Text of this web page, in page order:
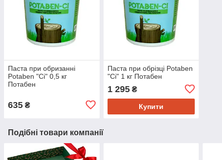
Паста при обризанні
Potaben "Ci" 0,5 кг
Потабен
635 ₴
Паста при обрізці Potaben
"Ci" 1 кг Потабен
1 295₴
Купити
Подібні товари компанії